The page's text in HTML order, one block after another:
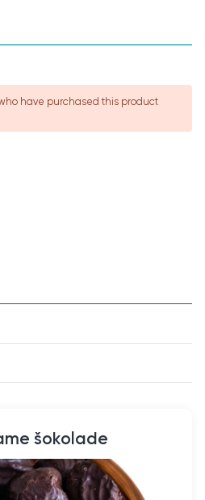
kambario temperatūros.
temepratūroje.
have purchased this product
šokolade